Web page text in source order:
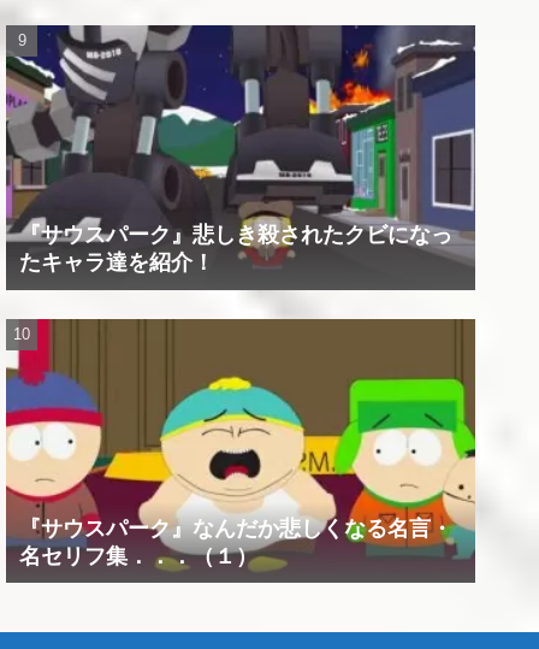
『サウスパーク』悲しき殺されたクビになっ
たキャラ達を紹介！
『サウスパーク』なんだか悲しくなる名言・
名セリフ集．．．（１）